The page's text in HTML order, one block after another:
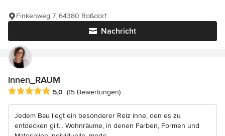
Nachricht
Finkenweg 7, 64380 Roßdorf
innen_RAUM
Durchschnittliche Bewertung: 5 von 5 Sternen
5,0 (15 Bewertungen)
Jedem Bau liegt ein besonderer Reiz inne, den es zu
entdecken gilt... Wohnräume, in denen Farben, Formen und